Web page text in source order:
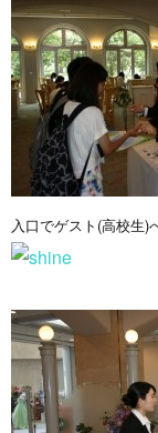
入口でゲスト(高校生)